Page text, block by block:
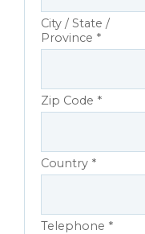
City / State /
Province *
Zip Code *
Country *
Telephone *